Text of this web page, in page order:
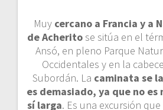
Muy cercano a Francia y a
de Acheritose sitúa en el
Ansó, en pleno Parque
Occidentales y en la
Subordán. La caminata se
es demasiado, ya que no
sí larga. Es una excursión